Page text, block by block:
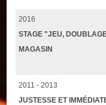
2016
STAGE "JEU,
MAGASIN
2011 - 2013
JUSTESSE ET